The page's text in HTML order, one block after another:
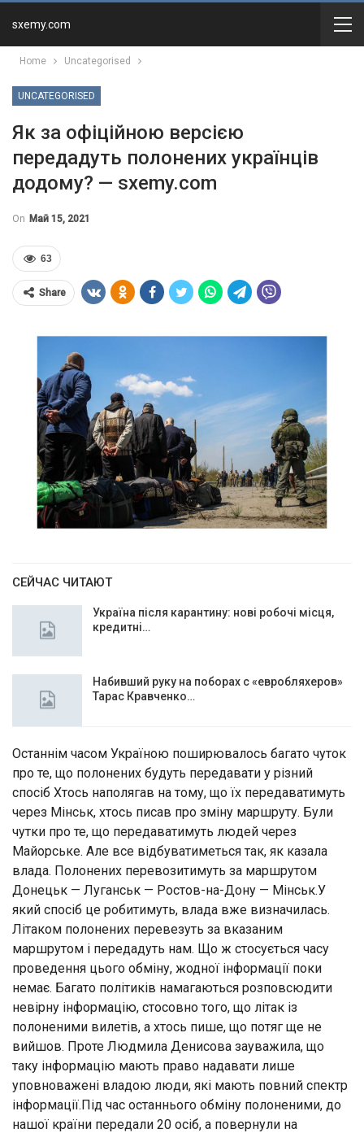
sxemy.com
Home Uncategorised
UNCATEGORISED
Як за офіційною версією
передадуть полонених українців
додому? — sxemy.com
On Май 15, 2021
63
Share
СЕЙЧАС ЧИТАЮТ
Україна після карантину: нові робочі місця,
кредитні…
Набивший руку на поборах с «евробляхеров»
Тарас Кравченко…
Останнім часом Україною поширювалось багато чуток
про те, що полонених будуть передавати у різний
спосіб Хтось наполягав на тому, що їх передаватимуть
через Мінськ, хтось писав про зміну маршруту. Були
чутки про те, що передаватимуть людей через
Майорське. Але все відбуватиметься так, як казала
влада. Полонених перевозитимуть за маршрутом
Донецьк — Луганськ — Ростов-на-Дону — Мінськ.У
який спосіб це робитимуть, влада вже визначилась.
Літаком полонених перевезуть за вказаним
маршрутом і передадуть нам. Що ж стосується часу
проведення цього обміну, жодної інформації поки
немає. Багато політиків намагаються розповсюдити
невірну інформацію, стосовно того, що літак із
полоненими вилетів, а хтось пише, що потяг ще не
вийшов. Проте Людмила Денисова зауважила, що
таку інформацію мають право надавати лише
уповноважені владою люди, які мають повний спектр
інформації.Під час останнього обміну полоненими, до
нашої країни передали 20 осіб, а повернули на